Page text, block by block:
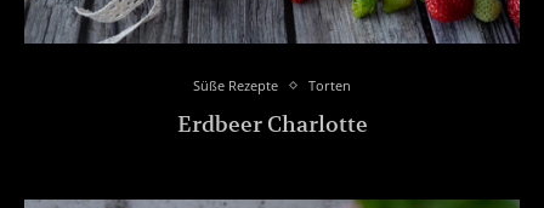
Süße Rezepte Torten
Erdbeer Charlotte